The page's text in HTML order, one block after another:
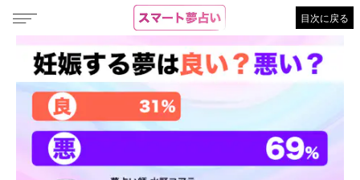
目次に戻る